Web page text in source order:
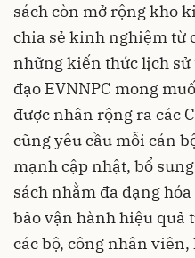
sách còn mở rộng kho
chia sẻ kinh nghiệm từ
những kiến thức lịch
đạo EVNNPC mong
được nhân rộng ra các
cũng yêu cầu mỗi cán
mạnh cập nhật, bổ
sách nhằm đa dạng
bảo vận hành hiệu quả
các bộ, công nhân